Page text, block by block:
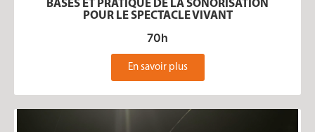
BASES ET PRATIQUE DE LA SONORISATION
POUR LE SPECTACLE VIVANT
70h
En savoir plus